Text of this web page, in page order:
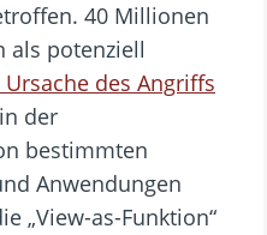
40 Millionen
als potenziell
Ursache des Angriffs
der
bestimmten
Anwendungen
„View-as-Funktion“